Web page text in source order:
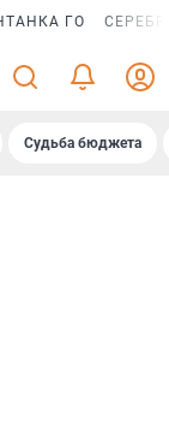
ГО
Судьба бюджета